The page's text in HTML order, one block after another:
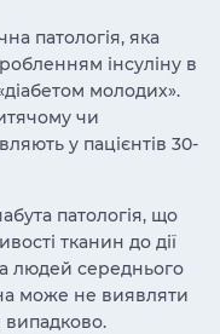
патологія, яка
інсуліну в
молодих».
чи
у пацієнтів 30-
патологія, що
тканин до дії
людей середнього
може не виявляти
випадково.